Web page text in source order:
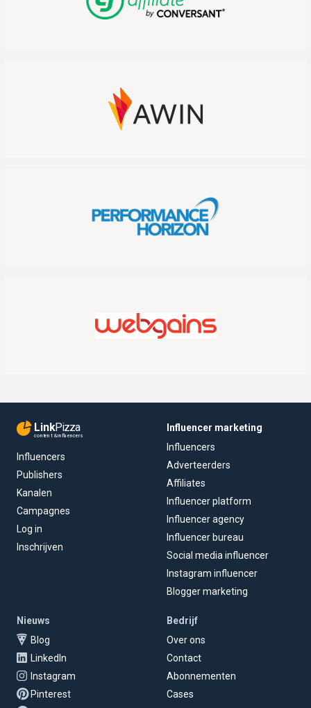
LinkPizza
content & influencers
Influencers
Publishers
Kanalen
Campagnes
Log in
Inschrijven
Influencer marketing
Influencers
Adverteerders
Affiliates
Influencer platform
Influencer agency
Influencer bureau
Social media influencer
Instagram influencer
Blogger marketing
Nieuws
Blog
LinkedIn
Instagram
Pinterest
Bedrijf
Over ons
Contact
Abonnementen
Cases